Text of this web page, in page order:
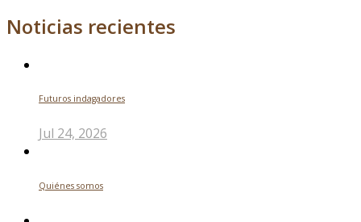
Noticias recientes
Futuros indagadores
Jul 24, 2026
Quiénes somos